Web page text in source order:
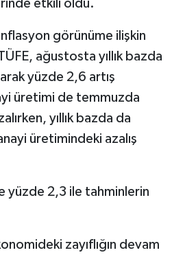
etkili oldu.
görünüme ilişkin
ağustosta yıllık bazda
yüzde 2,6 artış
üretimi de temmuzda
yıllık bazda da
üretimindeki azalış
yüzde 2,3 ile tahminlerin
zayıflığın devam